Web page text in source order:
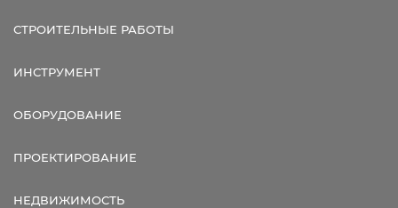
СТРОИТЕЛЬНЫЕ РАБОТЫ
ИНСТРУМЕНТ
ОБОРУДОВАНИЕ
ПРОЕКТИРОВАНИЕ
НЕДВИЖИМОСТЬ